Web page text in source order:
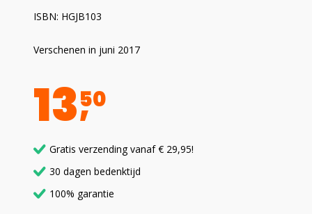
ISBN: HGJB103
Verschenen in juni 2017
1350
Gratis verzending vanaf € 29,95!
30 dagen bedenktijd
100% garantie